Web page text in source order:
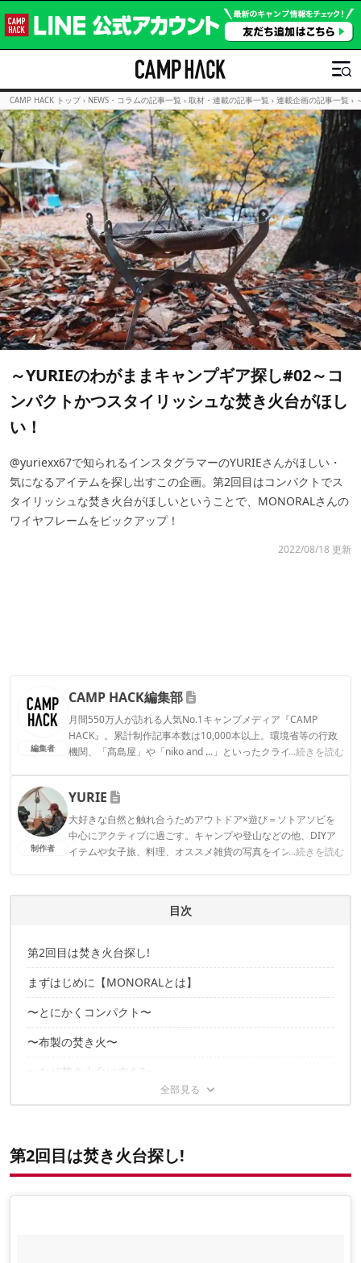
CAMP HACK トップ › NEWS・コラムの記事一覧 › 取材・連載の記事一覧 › 連載企画の記事一覧 ›
～YURIEのわがままキャンプギア探し#02～コ
ンパクトかつスタイリッシュな焚き火台がほし
い！
@yuriexx67で知られるインスタグラマーのYURIEさんがほしい・
気になるアイテムを探し出すこの企画。第2回目はコンパクトでス
タイリッシュな焚き火台がほしいということで、MONORALさんの
ワイヤフレームをピックアップ！
2022/08/18 更新
編集者
CAMP HACK編集部
月間550万人が訪れる人気No.1キャンプメディア『CAMP
HACK』。累計制作記事本数は10,000本以上。環境省等の行政
機関、「髙島屋」や「niko and ...」といったクライアントとの
...続きを読む
CAMP HACK編集部のプロフィール
制作者
YURIE
大好きな自然と触れ合うためアウトドア×遊び＝ソトアソビを
中心にアクティブに過ごす。キャンプや登山などの他、DIYア
イテムや女子旅、料理、オススメ雑貨の写真をインスタグラム
...続きを読む
目次
第2回目は焚き火台探し!
まずはじめに【MONORALとは】
〜とにかくコンパクト〜
〜布製の焚き火〜
〜なぜ焚き火台に布を?〜
〜実際に使ってみた〜
第2回目は焚き火台探し!